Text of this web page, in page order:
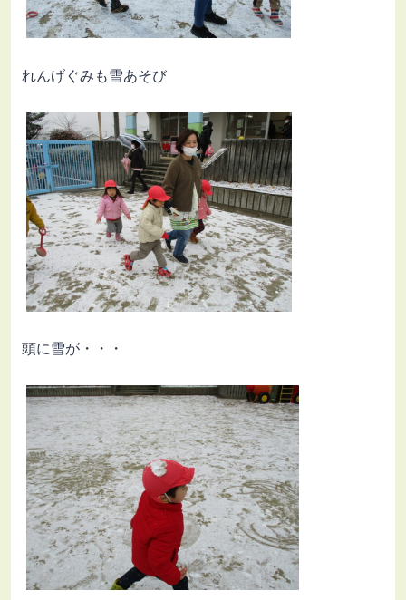
れんげぐみも雪あそび
頭に雪が・・・